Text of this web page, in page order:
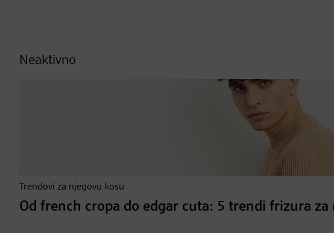
Neaktivno
Trendovi za njegovu kosu
Od french cropa do edgar cuta: 5 trendi frizura za